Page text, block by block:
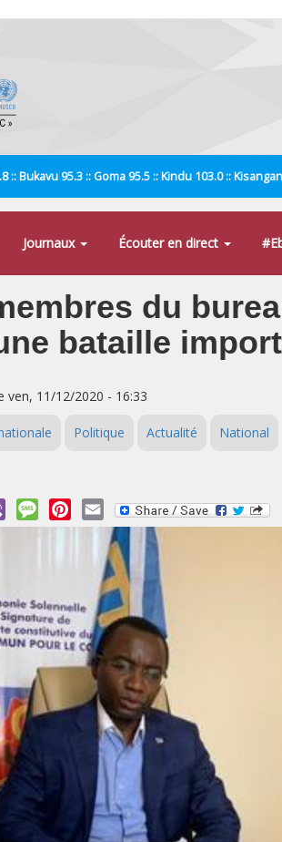
:: Bukavu 95.3 :: Goma 95.5 :: Kindu 103.0 ::
Journaux Écouter en direct
du
bataille
ven, 11/12/2020 - 16:33
Politique Actualité National
Viber MessagePinterest
Email